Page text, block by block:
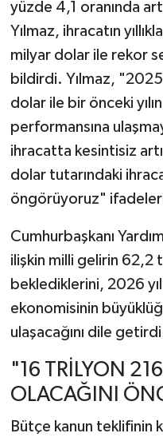
yüzde 4,1 oranında
Yılmaz, ihracatın
milyar dolar ile rekor
bildirdi. Yılmaz,
dolar ile bir önceki
performansına
ihracatta kesintisiz
dolar tutarındaki
öngörüyoruz"
Cumhurbaşkanı
ilişkin milli gelirin 62,2
beklediklerini, 2026
ekonomisinin
ulaşacağını dile
"16 TRİLYON
OLACAĞINI
Bütçe kanun teklifinin